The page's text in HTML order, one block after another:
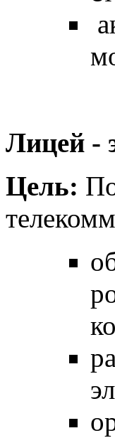
Лицей -
Цель: